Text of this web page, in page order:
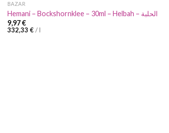
BAZAR
Hemani – Bockshornklee – 30ml – Helbah – الحلبة
9,97€
332,33 €/l